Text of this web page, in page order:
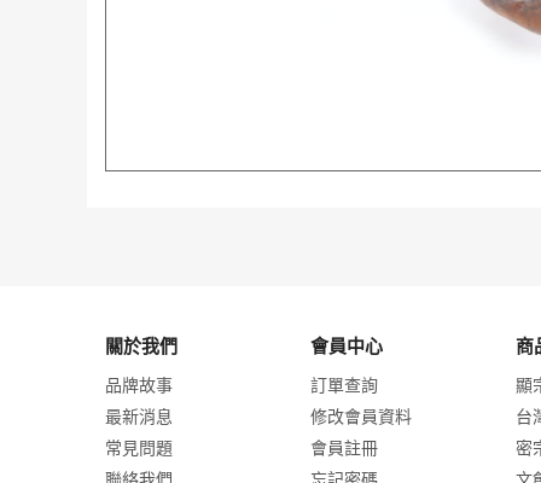
關於我們
品牌故事
最新消息
常見問題
會員中心
訂單查詢
修改會員資料
會員註冊
商
顯
台
密